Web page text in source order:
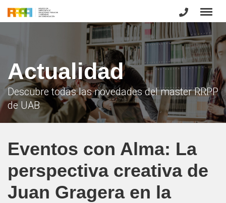
Actualidad
Descubre todas las novedades del master RRPP
de UAB
Eventos con Alma: La
perspectiva creativa de
Juan Gragera en la